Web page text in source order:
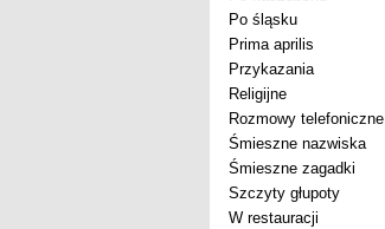
Po śląsku
Prima aprilis
Przykazania
Religijne
Rozmowy telefoniczne
Śmieszne nazwiska
Śmieszne zagadki
Szczyty głupoty
W restauracji